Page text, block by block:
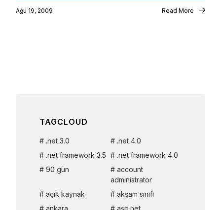
Ağu 19, 2009 Read More
TAGCLOUD
.net 3.0
.net 4.0
.net framework 3.5
.net framework 4.0
90 gün
account
administrator
açık kaynak
akşam sınıfı
ankara
asp.net